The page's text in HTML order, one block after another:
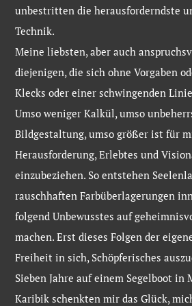
unbestritten die herausforderndste
Technik.
Meine liebsten, aber auch
diejenigen, die sich ohne Vorgaben
Klecks oder einer schwingenden
Umso weniger Kalkül, umso
Bildgestaltung, umso größer ist für
Herausforderung, Erlebtes und
einzubeziehen. So entstehen
rauschhaften Farbüberlagerungen
folgend Unbewusstes auf
machen. Erst dieses Folgen der
Freiheit in sich, Schöpferisches
Sieben Jahre auf einem Segelboot in
Karibik schenkten mir das Glück,